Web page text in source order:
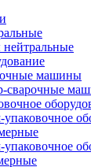
машины
сварочные